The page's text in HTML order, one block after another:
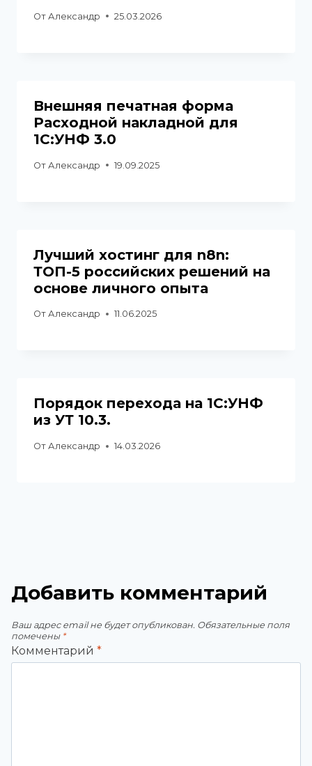
От Александр 25.03.2026
Внешняя печатная форма
Расходной накладной для
1С:УНФ 3.0
От Александр 19.09.2025
Лучший хостинг для n8n:
ТОП-5 российских решений на
основе личного опыта
От Александр 11.06.2025
Порядок перехода на 1С:УНФ
из УТ 10.3.
От Александр 14.03.2026
Добавить комментарий
Ваш адрес email не будет опубликован. Обязательные поля
помечены *
Комментарий *